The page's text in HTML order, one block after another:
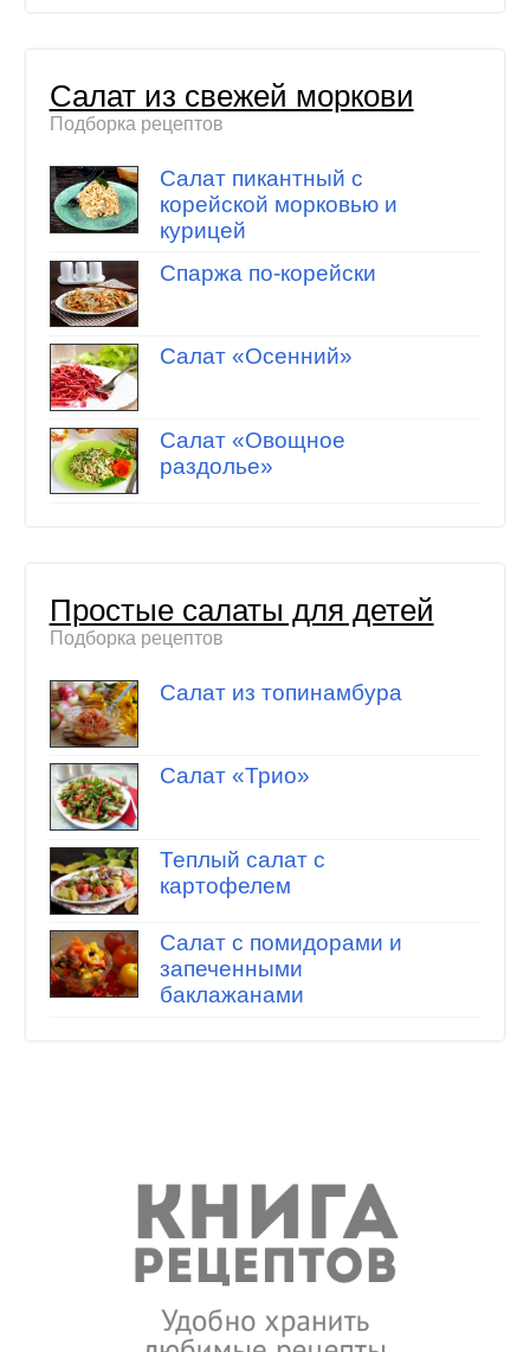
Салат из свежей моркови
Подборка рецептов
Салат пикантный с
корейской морковью и
курицей
Спаржа по-корейски
Салат «Осенний»
Салат «Овощное
раздолье»
Простые салаты для детей
Подборка рецептов
Салат из топинамбура
Салат «Трио»
Теплый салат с
картофелем
Салат с помидорами и
запеченными
баклажанами